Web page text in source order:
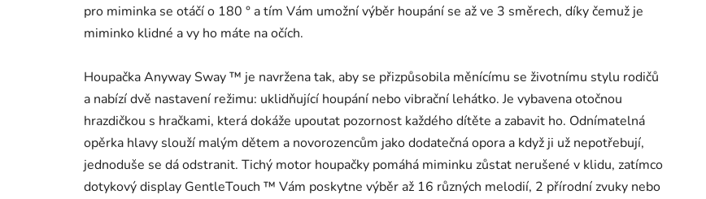
pro miminka se otáčí o 180 ° a tím Vám umožní výběr houpání se až ve 3 směrech, díky čemuž je
miminko klidné a vy ho máte na očích.
Houpačka Anyway Sway ™ je navržena tak, aby se přizpůsobila měnícímu se životnímu stylu rodičů
a nabízí dvě nastavení režimu: uklidňující houpání nebo vibrační lehátko. Je vybavena otočnou
hrazdičkou s hračkami, která dokáže upoutat pozornost každého dítěte a zabavit ho. Odnímatelná
opěrka hlavy slouží malým dětem a novorozencům jako dodatečná opora a když ji už nepotřebují,
jednoduše se dá odstranit. Tichý motor houpačky pomáhá miminku zůstat nerušené v klidu, zatímco
dotykový display GentleTouch ™ Vám poskytne výběr až 16 různých melodií, 2 přírodní zvuky nebo